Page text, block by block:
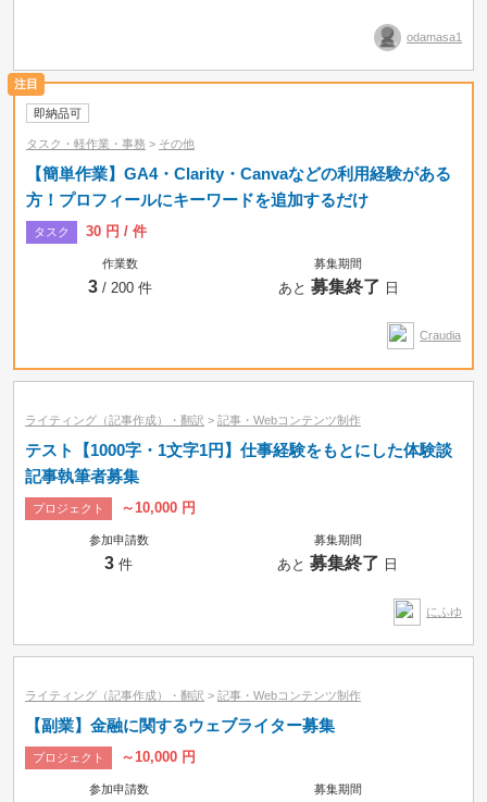
odamasa1
即納品可
タスク・軽作業・事務 > その他
【簡単作業】GA4・Clarity・Canvaなどの利用経験がある
方！プロフィールにキーワードを追加するだけ
タスク 30 円 / 件
作業数
3 / 200 件
募集期間
あと 募集終了 日
Craudia
ライティング（記事作成）・翻訳 > 記事・Webコンテンツ制作
テスト【1000字・1文字1円】仕事経験をもとにした体験談
記事執筆者募集
プロジェクト ～10,000 円
参加申請数
3 件
募集期間
あと募集終了 日
にふゆ
ライティング（記事作成）・翻訳 > 記事・Webコンテンツ制作
【副業】金融に関するウェブライター募集
プロジェクト ～10,000 円
参加申請数 募集期間